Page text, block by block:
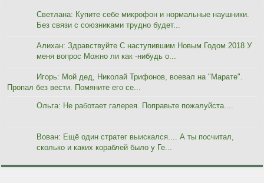
Светлана: Купите себе микрофон и нормальные наушники.
Без связи с союзниками трудно будет...
Алихан: Здравствуйте С наступившим Новым Годом 2018 У
меня вопрос Можно ли как -нибудь о...
Игорь: Мой дед, Николай Трифонов, воевал на "Марате".
Пропал без вести. Помяните его се...
Ольга: Не работает галерея. Поправьте пожалуйста....
Вован: Ещё один стратег выискался.... А ты посчитал,
сколько и каких кораблей было у Ге...